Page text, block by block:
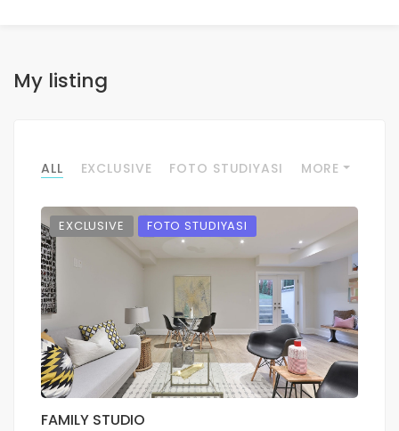
My listing
ALL EXCLUSIVE FOTO STUDIYASI MORE
EXCLUSIVE FOTO STUDIYASI
FAMILY STUDIO